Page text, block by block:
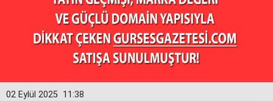
11:38
02 Eylül 2025